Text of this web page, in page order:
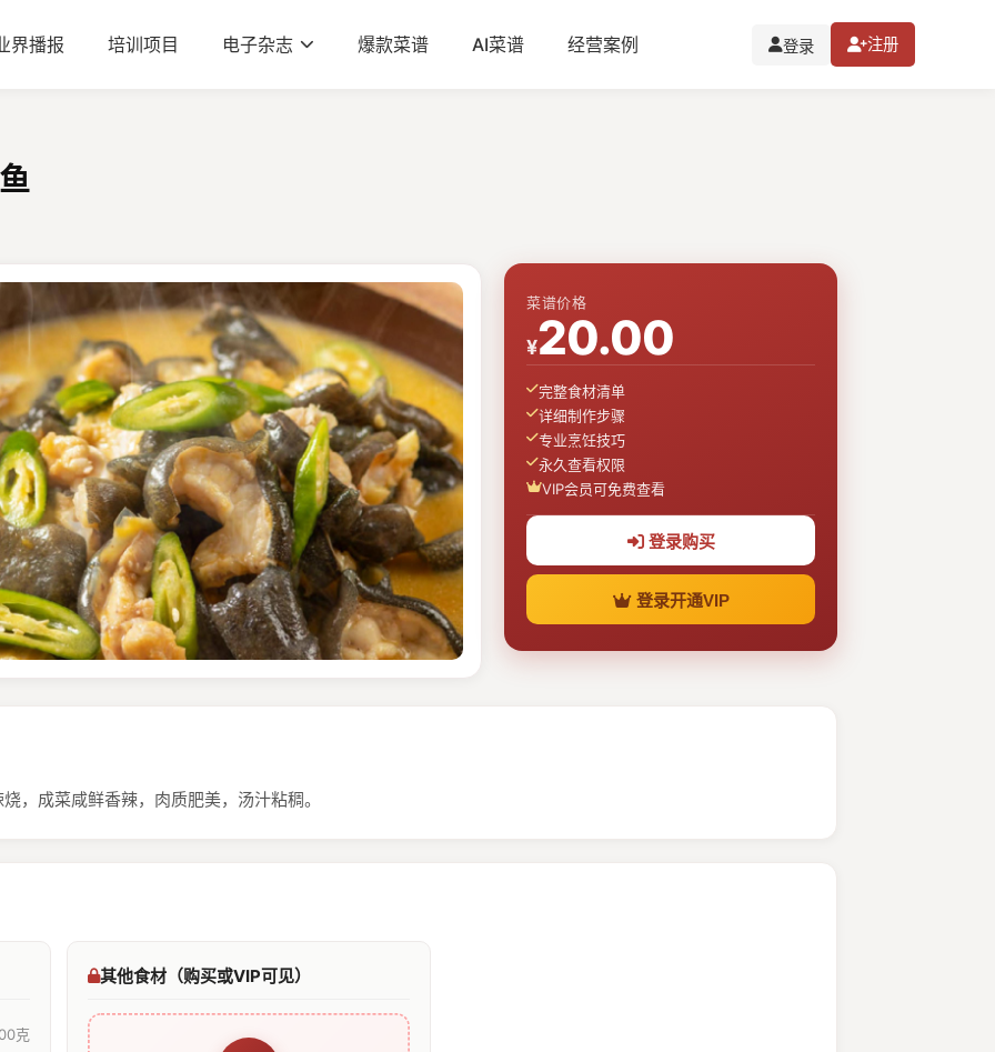
界播报 培训项目 电子杂志 爆款菜谱 AI菜谱 经营案例 登录 注册
菜谱价格
¥20.00
完整食材清单
详细制作步骤
专业烹饪技巧
永久查看权限
VIP会员可免费查看
登录购买
登录开通VIP
，成菜咸鲜香辣，肉质肥美，汤汁粘稠。
克
其他食材（购买或VIP可见）